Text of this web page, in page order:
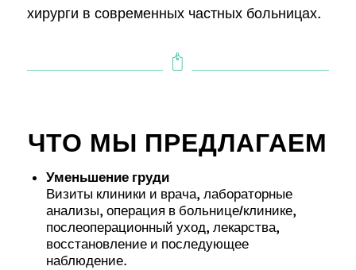
хирурги в современных частных больницах.
ЧТО МЫ ПРЕДЛАГАЕМ
Уменьшение груди
Визиты клиники и врача, лабораторные
анализы, операция в больнице/клинике,
послеоперационный уход, лекарства,
восстановление и последующее
наблюдение.